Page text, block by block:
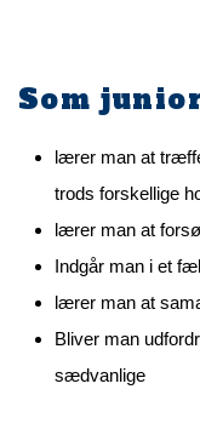
Som
lærer man at
trods forskellige
lærer man at
Indgår man i et
lærer man at
Bliver man
sædvanlige